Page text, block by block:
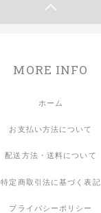
MORE INFO
ホーム
お支払い方法について
配送方法・送料について
特定商取引法に基づく表記
プライバシーポリシー